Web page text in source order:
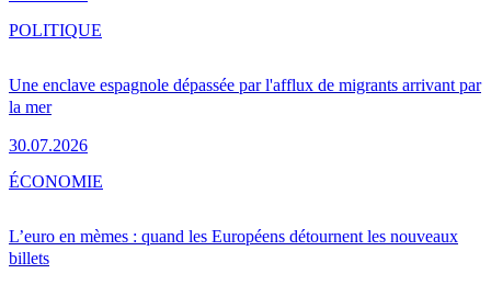
Une enclave espagnole dépassée par l'afflux de migrants arrivant par
la mer
30.07.2026
POLITIQUE
L’euro en mèmes : quand les Européens détournent les nouveaux
billets
ÉCONOMIE